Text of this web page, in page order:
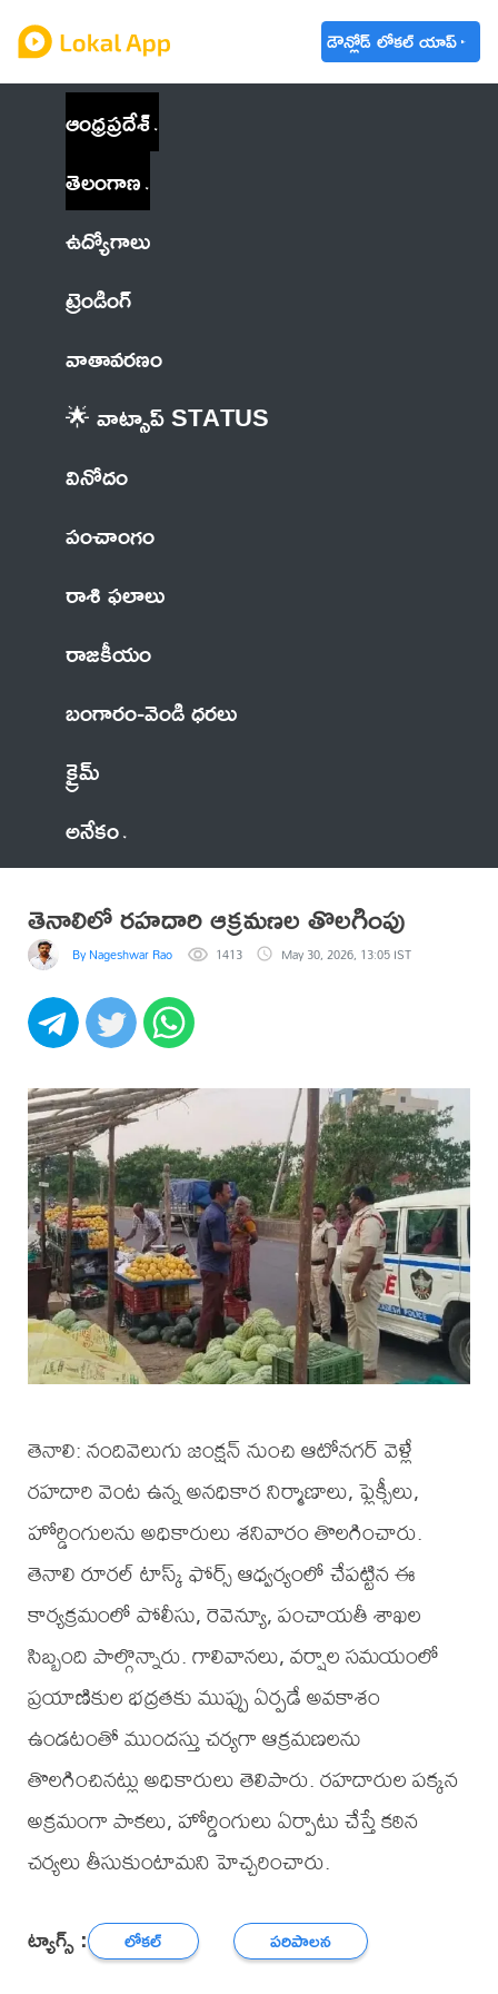
డౌన్లోడ్ లోకల్ యాప్
ఆంధ్రప్రదేశ్
తెలంగాణ
ఉద్యోగాలు
ట్రెండింగ్
వాతావరణం
🌟 వాట్సాప్ STATUS
వినోదం
పంచాంగం
రాశి ఫలాలు
రాజకీయం
బంగారం-వెండి ధరలు
క్రైమ్
అనేకం
తెనాలిలో రహదారి ఆక్రమణల తొలగింపు
By Nageshwar Rao 1413 May 30, 2026, 13:05 IST
తెనాలి: నందివెలుగు జంక్షన్ నుంచి ఆటోనగర్ వెళ్లే
రహదారి వెంట ఉన్న అనధికార నిర్మాణాలు, ఫ్లెక్సీలు,
హోర్డింగులను అధికారులు శనివారం తొలగించారు.
తెనాలి రూరల్ టాస్క్ ఫోర్స్ ఆధ్వర్యంలో చేపట్టిన ఈ
కార్యక్రమంలో పోలీసు, రెవెన్యూ, పంచాయతీ శాఖల
సిబ్బంది పాల్గొన్నారు. గాలివానలు, వర్షాల సమయంలో
ప్రయాణికుల భద్రతకు ముప్పు ఏర్పడే అవకాశం
ఉండటంతో ముందస్తు చర్యగా ఆక్రమణలను
తొలగించినట్లు అధికారులు తెలిపారు. రహదారుల పక్కన
అక్రమంగా పాకలు, హోర్డింగులు ఏర్పాటు చేస్తే కఠిన
చర్యలు తీసుకుంటామని హెచ్చరించారు.
ట్యాగ్స్ : లోకల్ పరిపాలన